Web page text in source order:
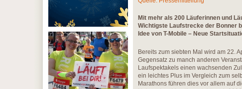
Mit mehr als 200 Läuferinnen und
Wichtigste Laufstrecke der Bonner
Idee von T-Mobile – Neue
Bereits zum siebten Mal wird am 22.
Gegensatz zu manch anderen
Laufspektakels einen wachsenden
ein leichtes Plus im Vergleich zum
Marathons führen dies vor allem auf